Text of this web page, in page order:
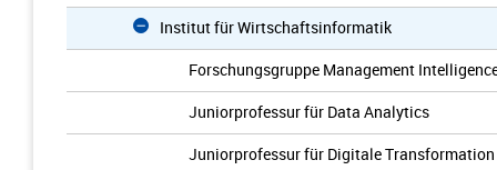
Institut für Wirtschaftsinformatik
Forschungsgruppe Management
Juniorprofessur für Data Analytics
Juniorprofessur für Digitale Transformation